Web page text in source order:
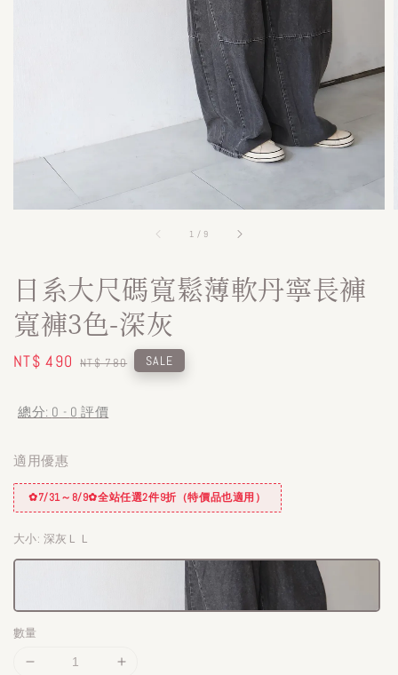
1 / 9
日系大尺碼寬鬆薄軟丹寧長褲
寬褲3色-深灰
Sale
NT$ 490 Regular
NT$ 780 SALE
總分: 0 - 0 評價
適用優惠
✿7/31～8/9✿全站任選2件9折（特價品也適用）
大小: 深灰ＬＬ
數量